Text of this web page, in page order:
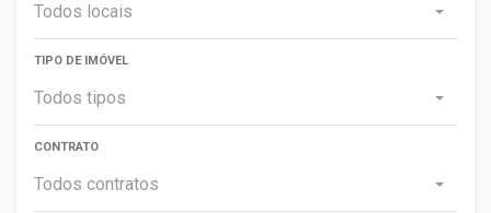
Todos locais
TIPO DE IMÓVEL
Todos tipos
CONTRATO
Todos contratos